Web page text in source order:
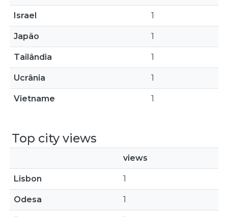
Israel 1
Japão 1
Tailândia 1
Ucrânia 1
Vietname 1
Top city views
views
Lisbon 1
Odesa 1